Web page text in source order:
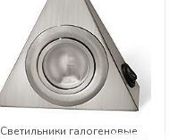
Светильники галогеновые